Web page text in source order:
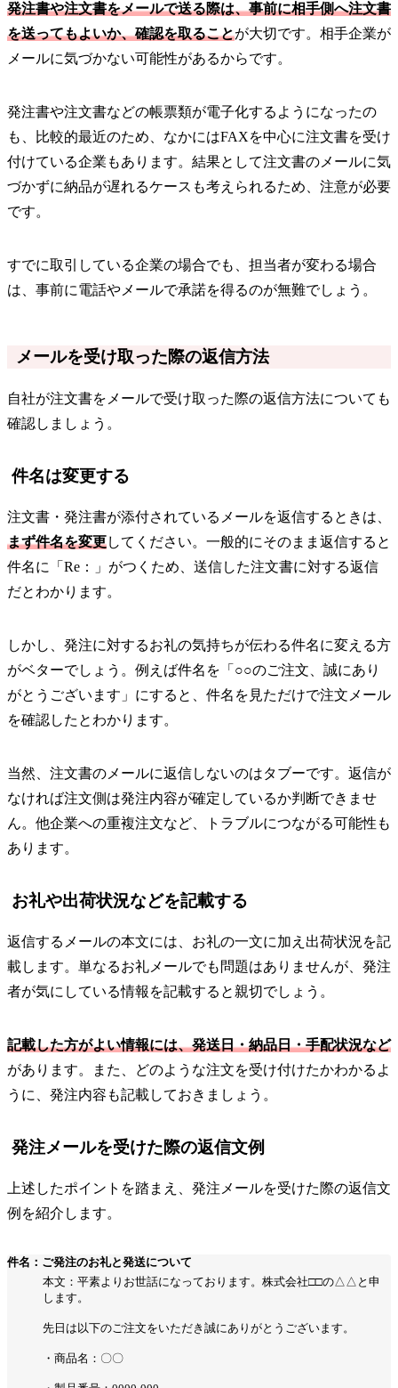
発注書や注文書をメールで送る際は、事前に相手側へ注文書
を送ってもよいか、確認を取ることが大切です。相手企業が
メールに気づかない可能性があるからです。
発注書や注文書などの帳票類が電子化するようになったの
も、比較的最近のため、なかにはFAXを中心に注文書を受け
付けている企業もあります。結果として注文書のメールに気
づかずに納品が遅れるケースも考えられるため、注意が必要
です。
すでに取引している企業の場合でも、担当者が変わる場合
は、事前に電話やメールで承諾を得るのが無難でしょう。
メールを受け取った際の返信方法
自社が注文書をメールで受け取った際の返信方法についても
確認しましょう。
件名は変更する
注文書・発注書が添付されているメールを返信するときは、
まず件名を変更してください。一般的にそのまま返信すると
件名に「Re：」がつくため、送信した注文書に対する返信
だとわかります。
しかし、発注に対するお礼の気持ちが伝わる件名に変える方
がベターでしょう。例えば件名を「○○のご注文、誠にあり
がとうございます」にすると、件名を見ただけで注文メール
を確認したとわかります。
当然、注文書のメールに返信しないのはタブーです。返信が
なければ注文側は発注内容が確定しているか判断できませ
ん。他企業への重複注文など、トラブルにつながる可能性も
あります。
お礼や出荷状況などを記載する
返信するメールの本文には、お礼の一文に加え出荷状況を記
載します。単なるお礼メールでも問題はありませんが、発注
者が気にしている情報を記載すると親切でしょう。
記載した方がよい情報には、発送日・納品日・手配状況など
があります。また、どのような注文を受け付けたかわかるよ
うに、発注内容も記載しておきましょう。
発注メールを受けた際の返信文例
上述したポイントを踏まえ、発注メールを受けた際の返信文
例を紹介します。
件名：ご発注のお礼と発送について
本文：平素よりお世話になっております。株式会社□□の△△と申
します。
先日は以下のご注文をいただき誠にありがとうございます。
・商品名：〇〇